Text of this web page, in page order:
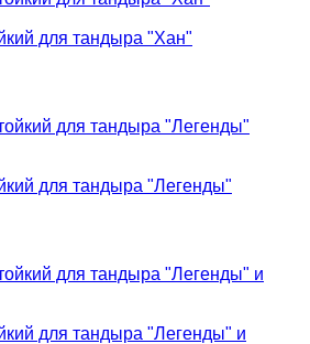
для тандыра "Хан"
для тандыра "Легенды"
для тандыра "Легенды" и